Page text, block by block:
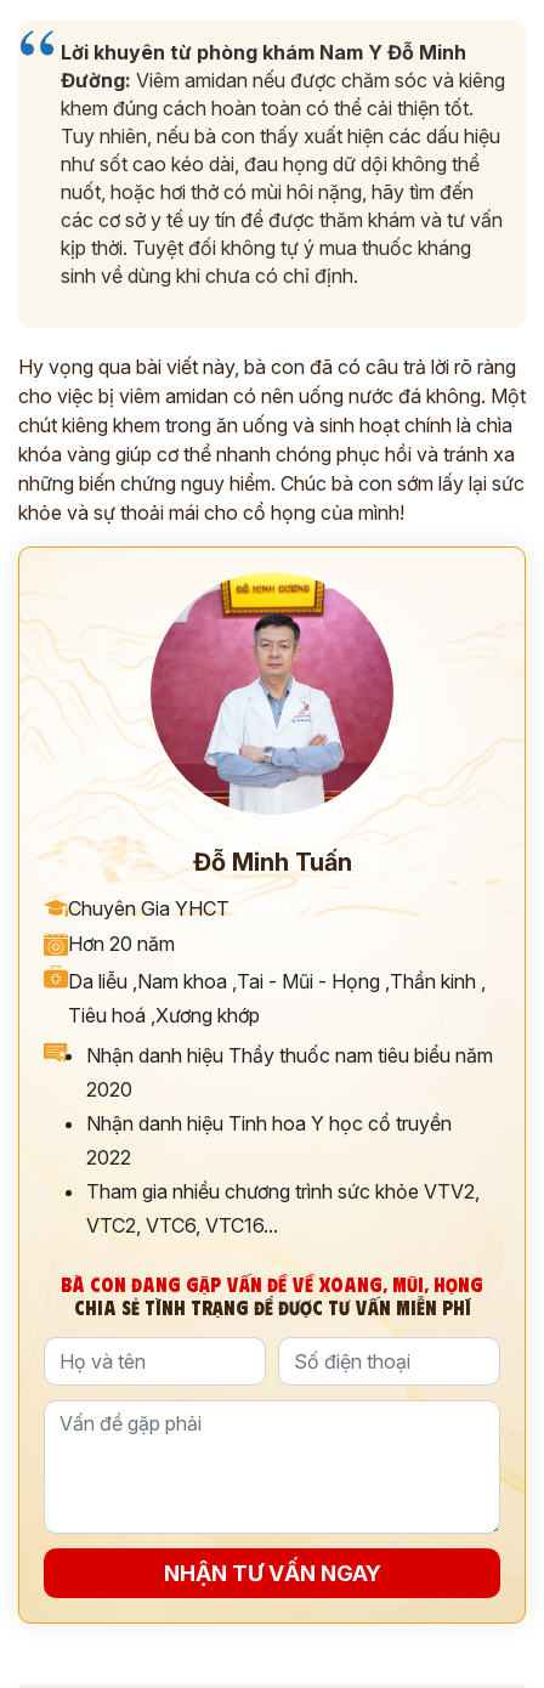
Lời khuyên từ phòng khám Nam Y Đỗ Minh
Đường: Viêm amidan nếu được chăm sóc và kiêng
khem đúng cách hoàn toàn có thể cải thiện tốt.
Tuy nhiên, nếu bà con thấy xuất hiện các dấu hiệu
như sốt cao kéo dài, đau họng dữ dội không thể
nuốt, hoặc hơi thở có mùi hôi nặng, hãy tìm đến
các cơ sở y tế uy tín để được thăm khám và tư vấn
kịp thời. Tuyệt đối không tự ý mua thuốc kháng
sinh về dùng khi chưa có chỉ định.
Hy vọng qua bài viết này, bà con đã có câu trả lời rõ ràng
cho việc bị viêm amidan có nên uống nước đá không. Một
chút kiêng khem trong ăn uống và sinh hoạt chính là chìa
khóa vàng giúp cơ thể nhanh chóng phục hồi và tránh xa
những biến chứng nguy hiểm. Chúc bà con sớm lấy lại sức
khỏe và sự thoải mái cho cổ họng của mình!
Đỗ Minh Tuấn
Chuyên Gia YHCT
Hơn 20 năm
Da liễu ,Nam khoa ,Tai - Mũi - Họng ,Thần kinh ,
Tiêu hoá ,Xương khớp
Nhận danh hiệu Thầy thuốc nam tiêu biểu năm
2020
Nhận danh hiệu Tinh hoa Y học cổ truyền
2022
Tham gia nhiều chương trình sức khỏe VTV2,
VTC2, VTC6, VTC16...
BÀ CON ĐANG GẶP VẤN ĐỀ VỀ XOANG, MŨI, HỌNG
CHIA SẺ TÌNH TRẠNG ĐỂ ĐƯỢC TƯ VẤN MIỄN PHÍ
NHẬN TƯ VẤN NGAY
ĐĂNG KÝ TƯ VẤN »
ĐĂNG KÝ ĐẾN KHÁM TRỰC TIẾP
Thông tin của bạn được bảo mật và chỉ sử dụng cho mục đích tư vấn.